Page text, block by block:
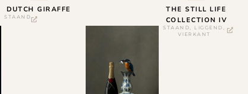
DUTCH GIRAFFE
STAAND
THE STILL LIFE
COLLECTION IV
STAAND, LIGGEND ,
VIERKANT